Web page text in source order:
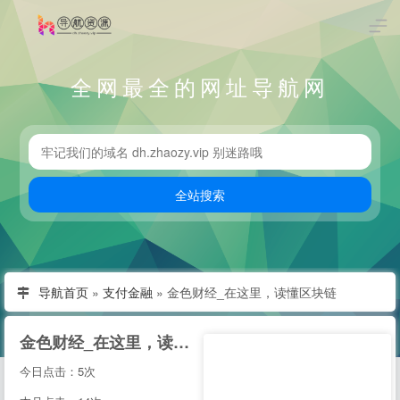
全网最全的网址导航网
导航首页 » 支付金融 » 金色财经_在这里，读懂区块链
金色财经_在这里，读懂区块链
今日点击：5次